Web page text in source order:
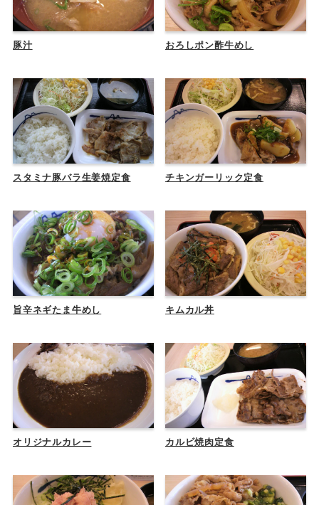
豚汁 おろしポン酢牛めし
スタミナ豚バラ生姜焼定食 チキンガーリック定食
旨辛ネギたま牛めし キムカル丼
オリジナルカレー カルビ焼肉定食